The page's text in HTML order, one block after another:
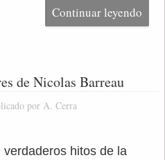
Continuar leyendo
de Nicolas Barreau
por A. Cerra
hitos de la